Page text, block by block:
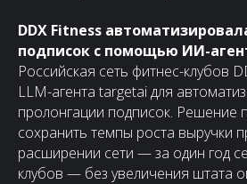
DDX Fitness
подписок с помощью ИИ-
Российская сеть фитнес-клубов
LLM-агента targetai для
пролонгации подписок. Решение
сохранить темпы роста выручки
расширении сети — за один год
клубов — без увеличения штата